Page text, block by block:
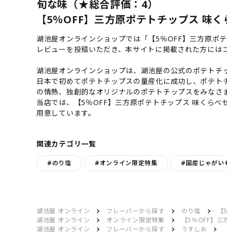
旬な味（★総合評価：4）
【5％OFF】三方原ポテトチップス 味
湖池屋オンラインショップでは「【5％OFF】三方原ポ
レビューを投稿いただき、本サイトに掲載された方に
湖池屋オンラインショップは、湖池屋の公式のポテト
日本で初めてポテトチップスの量産化に成功し、ポテ
の情熱、独創的なオリジナルのポテトチップスをみなさ
当店では、【5％OFF】三方原ポテトチップス 味くら
用意しています。
関連カテゴリ一覧
#のり塩 #オンライン限定特集 #国産じゃがい
湖池屋 オンライン フレーバーから探す のり塩
湖池屋 オンライン
オンライン限定特集
【5％OFF】
湖池屋 オンライン
フレーバーから探す うすしお